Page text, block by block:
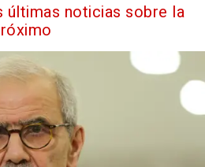
últimas noticias sobre la